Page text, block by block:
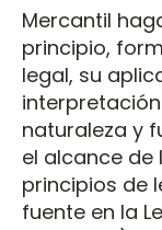
Mercantil
principio,
legal, su
naturaleza y
el alcance
principios de
fuente en la